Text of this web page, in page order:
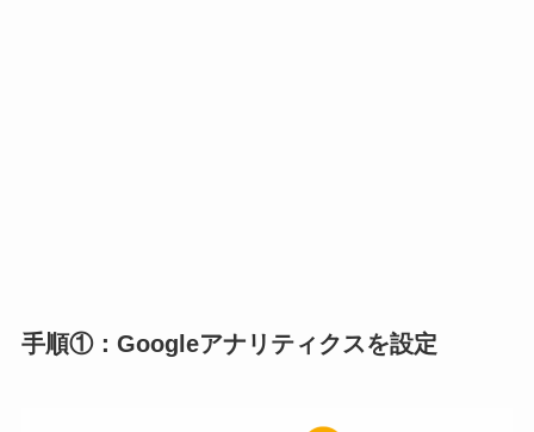
手順①：Googleアナリティクスを設定